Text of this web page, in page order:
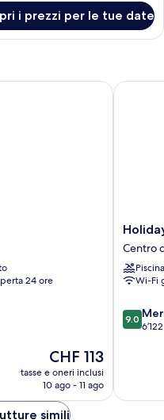
i prezzi per le tue date
24 ore
Il
prezzo
attuale
CHF 113
CHF 113
tasse e oneri inclusi
10 ago - 11 ago
Holiday
Inn
Golden
by
Centro
di
Centro
Piscina
Wi-Fi
9.0
su
9.0
Holiday
simili